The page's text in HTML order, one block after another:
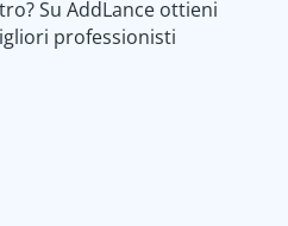
Su AddLance ottieni
professionisti